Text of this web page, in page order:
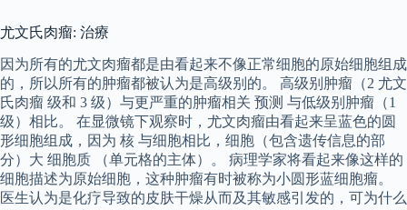
尤文氏肉瘤: 治療
因为所有的尤文肉瘤都是由看起来不像正常细胞的原始细胞组成
的，所以所有的肿瘤都被认为是高级别的。 高级别肿瘤（2 尤文
氏肉瘤 级和 3 级）与更严重的肿瘤相关 预测 与低级别肿瘤（1
级）相比。 在显微镜下观察时，尤文肉瘤由看起来呈蓝色的圆
形细胞组成，因为 核 与细胞相比，细胞（包含遗传信息的部
分）大 细胞质 （单元格的主体）。 病理学家将看起来像这样的
细胞描述为原始细胞，这种肿瘤有时被称为小圆形蓝细胞瘤。
医生认为是化疗导致的皮肤干燥从而及其敏感引发的，可为什么